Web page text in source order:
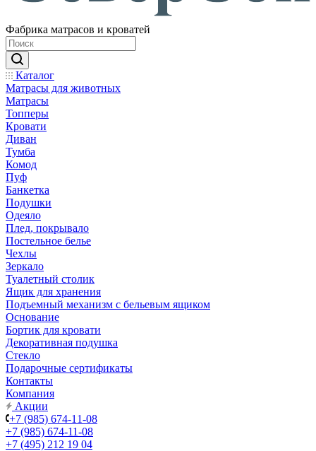
Фабрика матрасов и кроватей
Каталог
Матрасы для животных
Матрасы
Топперы
Кровати
Диван
Тумба
Комод
Пуф
Банкетка
Подушки
Одеяло
Плед, покрывало
Постельное белье
Чехлы
Зеркало
Туалетный столик
Ящик для хранения
Подъемный механизм с бельевым ящиком
Основание
Бортик для кровати
Декоративная подушка
Стекло
Подарочные сертификаты
Контакты
Компания
Акции
+7 (985) 674-11-08
+7 (985) 674-11-08
+7 (495) 212 19 04